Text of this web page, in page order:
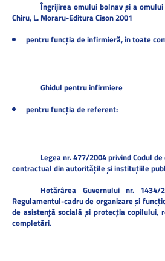
Îngrijirea omului bolnav și a omului
Chiru, L. Moraru-Editura Cison 2001
pentru funcția de infirmieră, în toate
Ghidul pentru infirmiere
pentru funcția de referent:
Legea nr. 477/2004privind Codul
contractual din autorităţile şi instituţiile
Hotărârea Guvernului nr.
Regulamentul-cadru de organizare și
de asistență socială și protecția copilului,
completări.